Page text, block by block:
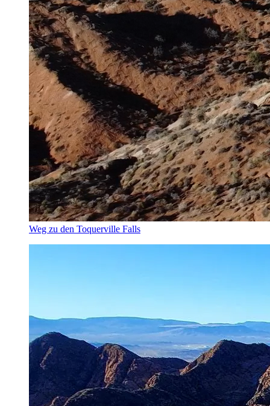
Weg zu den Toquerville Falls